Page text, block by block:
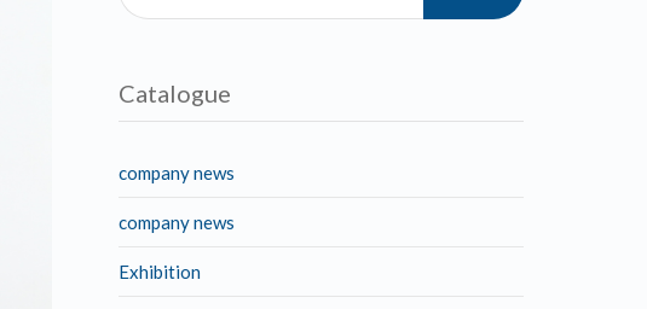
Catalogue
company news
company news
Exhibition